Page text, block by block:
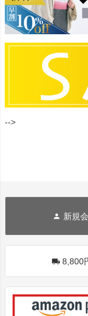
-->
新規
8,800